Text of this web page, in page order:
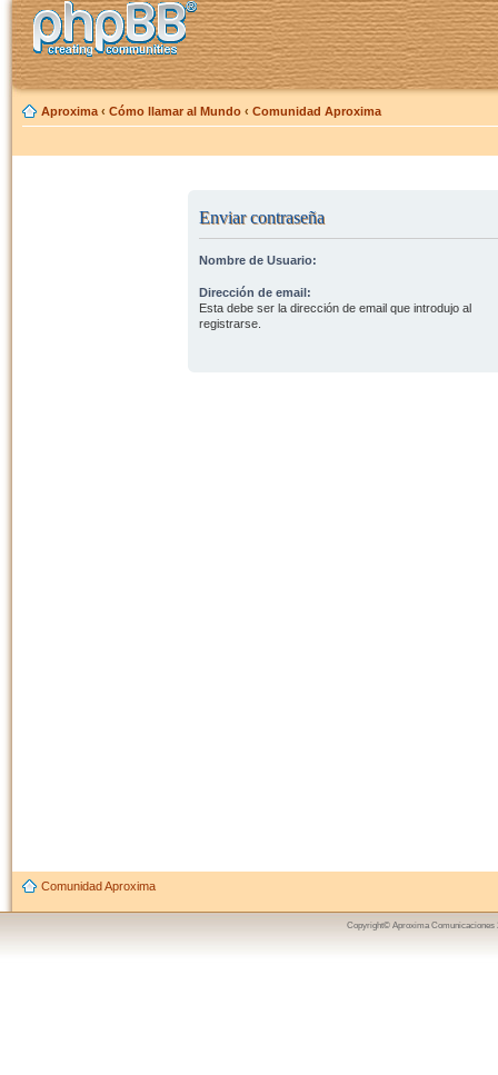
Aproxima ‹ Cómo llamar al Mundo ‹ Comunidad Aproxima
Enviar contraseña
Nombre de Usuario:
Dirección de email:
Esta debe ser la dirección de email que introdujo al
registrarse.
Comunidad Aproxima
Copyright© Aproxima Comunicaciones